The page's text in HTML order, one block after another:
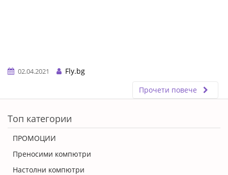
02.04.2021
Fly.bg
Прочети повече
Топ категории
ПРОМОЦИИ
Преносими компютри
Настолни компютри